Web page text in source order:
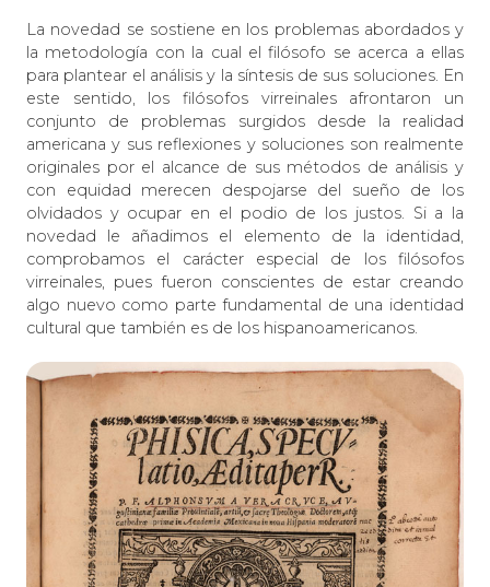
La novedad se sostiene en los problemas abordados y
la metodología con la cual el filósofo se acerca a ellas
para plantear el análisis y la síntesis de sus soluciones. En
este sentido, los filósofos virreinales afrontaron un
conjunto de problemas surgidos desde la realidad
americana y sus reflexiones y soluciones son realmente
originales por el alcance de sus métodos de análisis y
con equidad merecen despojarse del sueño de los
olvidados y ocupar en el podio de los justos. Si a la
novedad le añadimos el elemento de la identidad,
comprobamos el carácter especial de los filósofos
virreinales, pues fueron conscientes de estar creando
algo nuevo como parte fundamental de una identidad
cultural que también es de los hispanoamericanos.